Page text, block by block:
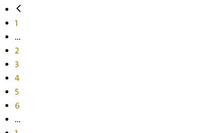
1
...
2
3
4
5
6
...